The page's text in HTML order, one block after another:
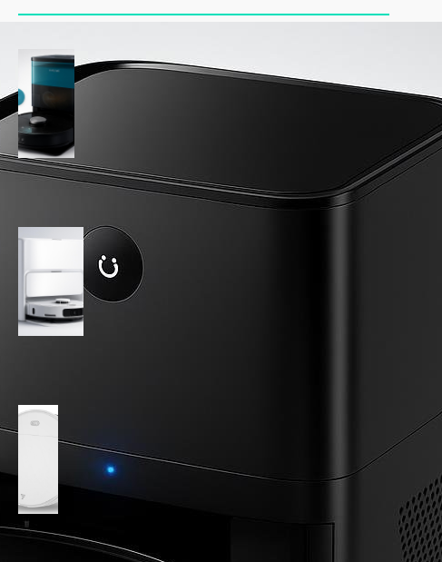
Cecotec Conga X50 X-Treme,
robot con base autovuotante
a prezzo super su Amazon
MOVA P50 Ultra robot
aspirapolvere, top di gamma
in offerta su Amazon
minimo storico su Amazon per
chi cerca un modello completo
ma economico